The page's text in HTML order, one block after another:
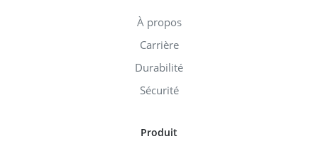
À propos
Carrière
Durabilité
Sécurité
Produit